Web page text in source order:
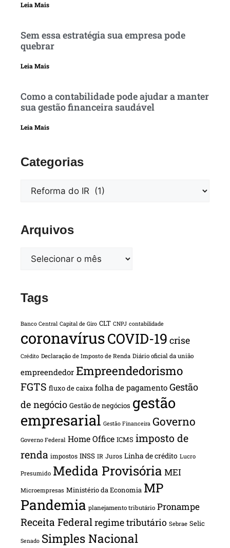
Leia Mais
Sem essa estratégia sua empresa pode
quebrar
Leia Mais
Como a contabilidade pode ajudar a manter
sua gestão financeira saudável
Leia Mais
Categorias
Arquivos
Tags
Banco Central Capital de Giro CLT CNPJ contabilidade
coronavírusCOVID-19 crise
Crédito Declaração de Imposto de Renda Diário oficial da união
empreendedor Empreendedorismo
FGTS fluxo de caixa folha de pagamento Gestão
de negócio Gestão de negócios gestão
empresarial Gestão Financeira Governo
Governo Federal Home Office ICMS imposto de
renda impostos INSS IR Juros Linha de crédito Lucro
Presumido Medida Provisória MEI
Microempresas Ministério da Economia MP
Pandemia planejamento tributário Pronampe
Receita Federalregime tributário Sebrae Selic
Senado Simples Nacional